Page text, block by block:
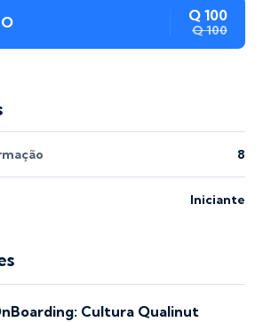
Q 100
Q 100
8
Iniciante
Cultura Qualinut